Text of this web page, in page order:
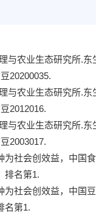
与农业生态研究所.东
20200035.
与农业生态研究所.东
2012016.
与农业生态研究所.东
2003017.
为社会创效益，中国
排名第1.
为社会创效益，中国
名第1.